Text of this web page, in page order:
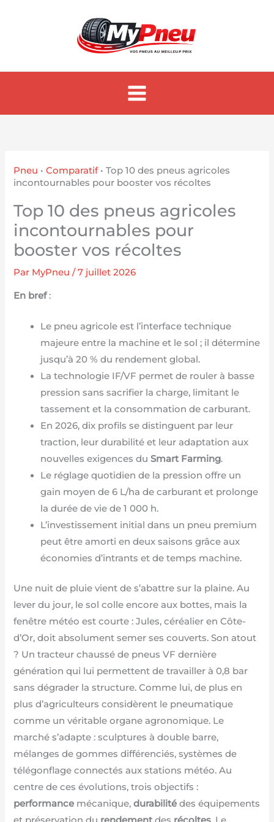
Pneu •Comparatif•Top 10 des pneus agricoles
incontournables pour booster vos récoltes
Top 10 des pneus agricoles
incontournables pour
booster vos récoltes
Par MyPneu/7 juillet 2026
En bref:
Le pneu agricole est l’interface technique
majeure entre la machine et le sol ; il détermine
jusqu’à 20 % du rendement global.
La technologie IF/VF permet de rouler à basse
pression sans sacrifier la charge, limitant le
tassement et la consommation de carburant.
En 2026, dix profils se distinguent par leur
traction, leur durabilité et leur adaptation aux
nouvelles exigences duSmart Farming.
Le réglage quotidien de la pression offre un
gain moyen de 6 L/ha de carburant et prolonge
la durée de vie de 1 000 h.
L’investissement initial dans un pneu premium
peut être amorti en deux saisons grâce aux
économies d’intrants et de temps machine.
Une nuit de pluie vient de s’abattre sur la plaine. Au
lever du jour, le sol colle encore aux bottes, mais la
fenêtre météo est courte : Jules, céréalier en Côte-
d’Or, doit absolument semer ses couverts. Son atout
? Un tracteur chaussé de pneus VF dernière
génération qui lui permettent de travailler à 0,8 bar
sans dégrader la structure. Comme lui, de plus en
plus d’agriculteurs considèrent le pneumatique
comme un véritable organe agronomique. Le
marché s’adapte : sculptures à double barre,
mélanges de gommes différenciés, systèmes de
télégonflage connectés aux stations météo. Au
centre de ces évolutions, trois objectifs :
performance mécanique,durabilité des équipements